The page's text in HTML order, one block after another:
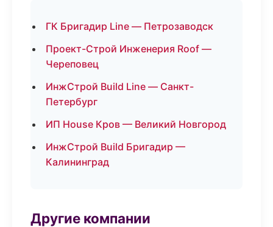
ГК Бригадир Line — Петрозаводск
Проект-Строй Инженерия Roof —
Череповец
ИнжСтрой Build Line — Санкт-
Петербург
ИП House Кров — Великий Новгород
ИнжСтрой Build Бригадир —
Калининград
Другие компании